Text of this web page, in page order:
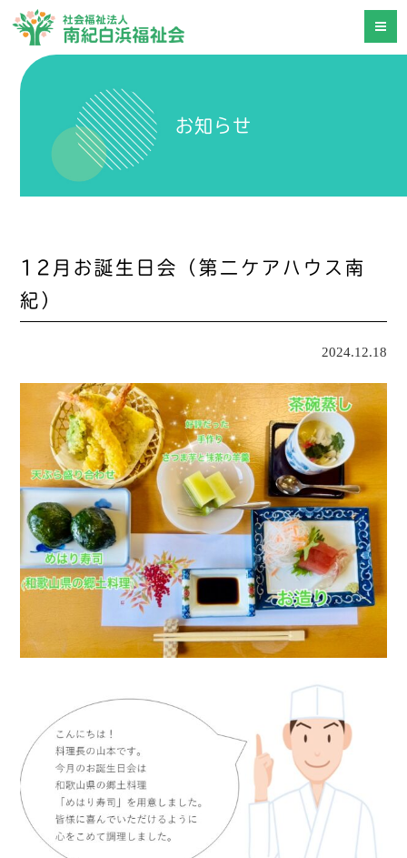
お知らせ
12月お誕生日会（第二ケアハウス南
紀）
2024.12.18